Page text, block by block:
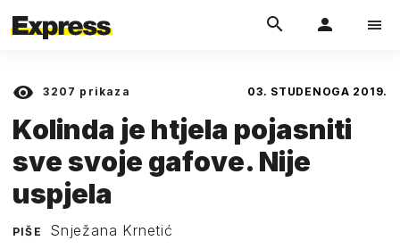
3207 prikaza 03. STUDENOGA 2019.
Kolinda je htjela pojasniti
sve svoje gafove. Nije
uspjela
PIŠE Snježana Krnetić